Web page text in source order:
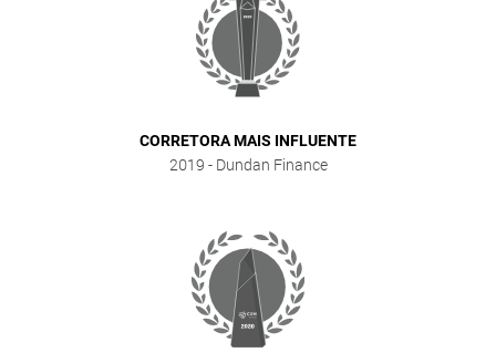
CORRETORA MAIS INFLUENTE
2019 - Dundan Finance